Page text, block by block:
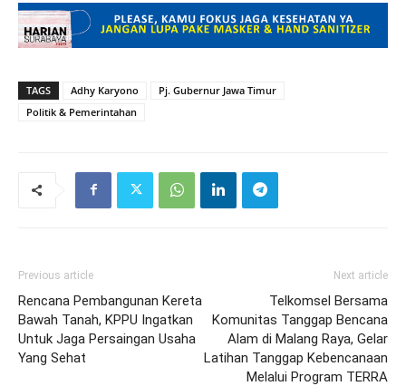
TAGS Adhy Karyono
Pj. Gubernur Jawa Timur
Politik & Pemerintahan
Previous article
Rencana Pembangunan Kereta
Bawah Tanah, KPPU Ingatkan
Untuk Jaga Persaingan Usaha
Yang Sehat
Next article
Telkomsel Bersama
Komunitas Tanggap Bencana
Alam di Malang Raya, Gelar
Latihan Tanggap Kebencanaan
Melalui Program TERRA